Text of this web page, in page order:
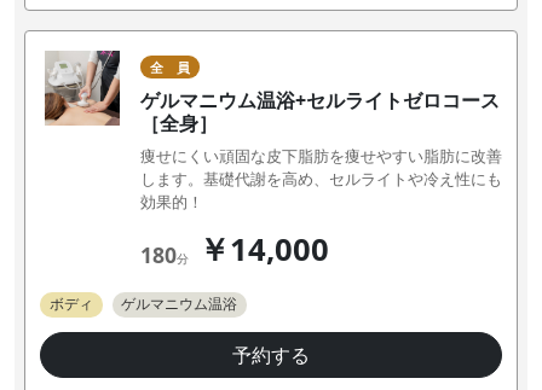
全 員
ゲルマニウム温浴+セルライトゼロコース
［全身］
痩せにくい頑固な皮下脂肪を痩せやすい脂肪に改善
します。基礎代謝を高め、セルライトや冷え性にも
効果的！
180分 ￥14,000
ボディ ゲルマニウム温浴
予約する